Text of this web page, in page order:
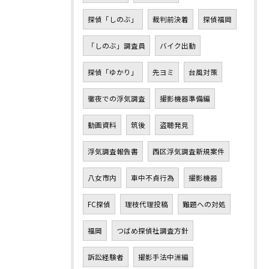
探偵「しのぶ」 裁判前決着 探偵福岡
「しのぶ」調査員 バイク出動
探偵「ゆかり」 先ヨミ 台風対策
徹夜での浮気調査 撮影機器準備編
動画資料 筑後 盗聴発見
浮気調査報告書 西区浮気調査新規案件
八女市内 車中不貞行為 撮影機器
FC探偵 理枝代理投稿 難題への対処
福岡 つばめ探偵社調査方針
訴訟経験者 撮影手法中洲編